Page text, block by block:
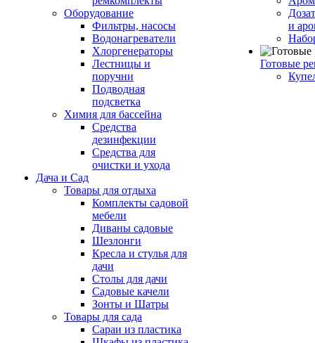
Оборудование
Фильтры, насосы
Водонагреватели
Хлоргенераторы
Лестницы и
поручни
Подводная
подсветка
Химия для бассейна
Средства
дезинфекции
Средства для
очистки и ухода
Дача и Сад
Товары для отдыха
Комплекты садовой
мебели
Диваны садовые
Шезлонги
Кресла и стулья для
дачи
Столы для дачи
Садовые качели
Зонты и Шатры
Товары для сада
Сараи из пластика
и
Готовые